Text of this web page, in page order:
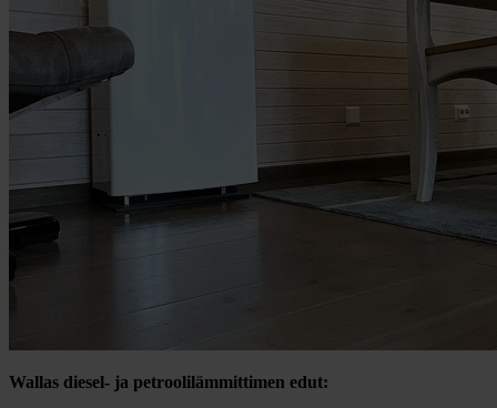
Wallas diesel- ja petroolilämmittimen edut: